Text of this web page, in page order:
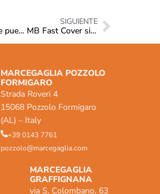
Pasarelas de puente metálicas
SIGUIENTE
MB Fast Cover sistemas de cubierta
MARCEGAGLIA POZZOLO
FORMIGARO
Strada Roveri 4
15068 Pozzolo Formigaro
(AL) – Italy
+39 0143 7761
pozzolo@marcegaglia.com
MARCEGAGLIA
GRAFFIGNANA
via S. Colombano, 63